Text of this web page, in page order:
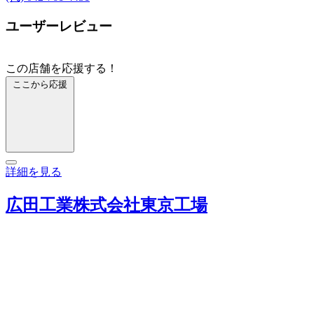
ユーザーレビュー
この店舗を応援する！
ここから応援
詳細を見る
広田工業株式会社東京工場